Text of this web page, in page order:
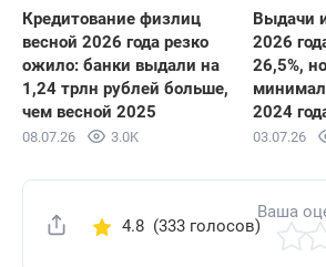
Кредитование физлиц
весной 2026 года резко
ожило: банки выдали на
1,24 трлн рублей больше,
чем весной 2025
08.07.26 3.0K
Выдачи
2026
26,5%,
2024
03.07.26
Поделиться
4.8(333 голосов)
Ваша